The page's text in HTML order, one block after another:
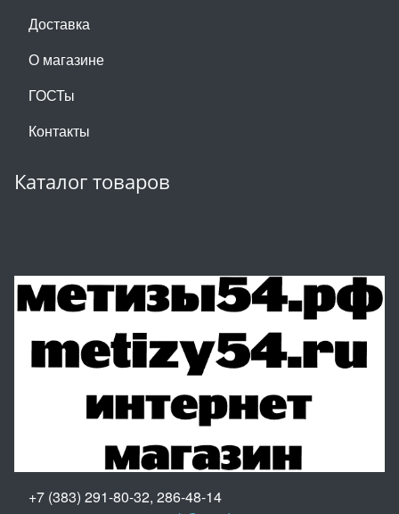
Доставка
О магазине
ГОСТы
Контакты
Каталог товаров
+7 (383) 291-80-32, 286-48-14